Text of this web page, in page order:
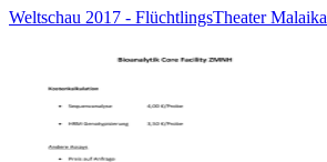
Weltschau 2017 - FlüchtlingsTheater Malaika